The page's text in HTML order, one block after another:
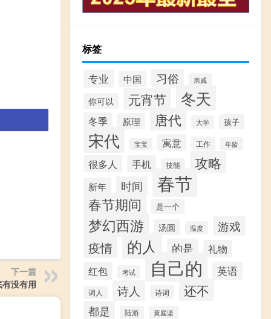
下一篇
没有用
标签
专业 中国 习俗 亲戚
你可以 元宵节 冬天
冬季 原理 唐代 大学 孩子
宋代 宝宝 寓意 工作 年龄
很多人 手机 技能 攻略
新年 时间 春节
春节期间 是一个
梦幻西游 汤圆 温度 游戏
疫情 的人 的是 礼物
红包 考试 自己的 英语
词人 诗人 诗词 还不
都是 陆游 黄庭坚